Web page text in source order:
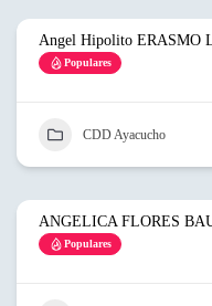
Angel Hipolito ERASMO
Populares
CDD Ayacucho
ANGELICA FLORES
Populares